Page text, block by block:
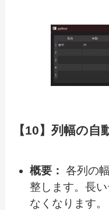
【10】列幅の自
概要： 各列の
整します。長
なくなります。